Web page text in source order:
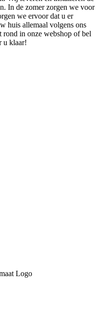
In de zomer zorgen we voor
we ervoor dat u er
huis allemaal volgens ons
rond in onze webshop of bel
u klaar!